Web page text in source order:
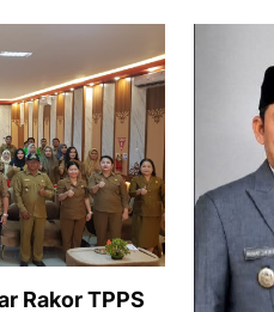
Rakor TPPS